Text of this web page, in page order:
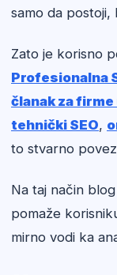
samo da postoji,
Zato je korisno
Profesionalna
članak za firme
tehnički SEO,
to stvarno
Na taj način
pomaže
mirno vodi ka